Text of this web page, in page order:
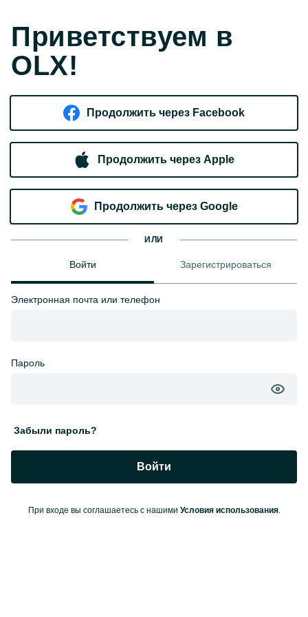
Приветствуем в
OLX!
Продолжить через Facebook
Продолжить через Apple
Продолжить через Google
ИЛИ
Войти Зарегистрироваться
Электронная почта или телефон
Пароль
Забыли пароль?
Войти
При входе вы соглашаетесь с нашими Условия использования.